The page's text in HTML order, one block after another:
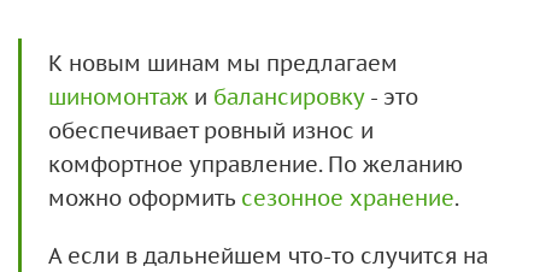
К новым шинам мы предлагаем
шиномонтаж и балансировку- это
обеспечивает ровный износ и
комфортное управление. По желанию
можно оформить сезонное хранение.
А если в дальнейшем что-то случится на